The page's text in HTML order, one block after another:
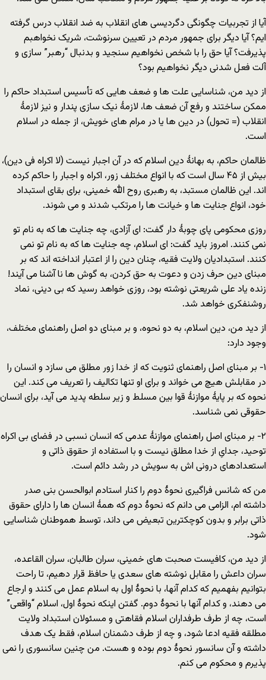
آیا از تجربیات چگونگی دگردیسی های انقلاب به ضد انقلاب درس گرفته
ایم؟ آیا دیگر برای جمهور مردم در تعیین سرنوشت، شریک نخواهبم
پذیرفت؟ آیا حق را با شخص نخواهیم سنجید و بدنبال “رهبر” سازی و
آلت فعل شدنی دیگر نخواهیم بود؟
از دید من، شناسایی علت ها و ضعف هایی که تأسیس استبداد حاکم را
ممکن ساختند و رفع آن ضعف ها، لازمۀ نیک سازی پندار و نیز لازمۀ
انقلاب (= تحول) در دین ها یا در مرام های خویش، از جمله در اسلام
است.
ظالمان حاکم، به بهانۀ دین اسلام که در آن اجبار نیست (لا اکراه فی دین)،
بیش از ۴۵ سال است که با انواع مختلف زور، اکراه و اجبار را حاکم کرده
اند. این ظالمان مستبد، به رهبری روح الله خمینی، برای بقای استبداد
خود، انواع جنایت‌ ها و خیانت ها را مرتکب شدند و می شوند.
روزی محکومی پای چوبۀ دار گفت: ای آزادی، چه جنایت ها که به نام تو
نمی کنند. امروز باید گفت: ای اسلام، چه جنایت ها که به نام تو نمی
کنند. استبدادیان ولایت فقیه، چنان دین را از اعتبار انداخته اند که بر
مبنای دین حرف زدن و دعوت به حق کردن، به گوش ها نا آشنا می آیند!
زنده یاد علی شریعتی نوشته بود، روزی خواهد رسید که بی دینی، نماد
روشنفکری خواهد شد.
از دید من، دین اسلام، به دو نحوه، و بر مبنای دو اصل راهنمای مختلف،
وجود دارد:
۱- بر مبنای اصل راهنمای ثنویت که از خدا زور مطلق می سازد و انسان را
در مقابلش هیچ می خواند و برای او تنها تکالیف را تعریف می کند. این
نحوه که بر پایۀ موازنۀ قوا بین مسلط و زیر سلطه پدید می آید، برای انسان
حقوقی نمی شناسد.
۲- بر مبنای اصل راهنمای موازنۀ عدمی که انسان نسبی در فضای بی اکراه
توحید، جدایِ از خدا مطلق نیست و با استفاده از حقوق ذاتی و
استعدادهای درونی اش به سویش در رشد دائم است.
من که شانس فراگیری نحوۀ دوم را کنار استادم ابوالحسن بنی صدر
داشته ام، الزامی می دانم که نحوۀ دوم که همۀ انسان ها را دارای حقوق
ذاتی برابر و بدون کوچکترین تبعیض می داند، توسط هموطنان شناسایی
شود.
از دید من، کافیست صحبت های خمینی، سران طالبان، سران القاعده،
سران داعش را مقابل نوشته های سعدی یا حافظ قرار دهیم‌، تا راحت
بتوانیم بفهمیم که کدام آنها، با نحوۀ اول به اسلام عمل می کنند و ارجاع
می دهند، و کدام‌ آنها با نحوۀ دوم. گفتن اینکه نحوۀ اول، اسلام “واقعی”
است، چه از طرف طرفداران اسلام فقاهتی و‌ مسئولان استبداد ولایت
مطلقه فقیه ادعا شود، و چه از طرف دشمنان اسلام، فقط یک هدف
داشته و آن سانسور نحوۀ دوم بوده و هست. من چنین سانسوری را نمی
پذیرم و محکوم می کنم.